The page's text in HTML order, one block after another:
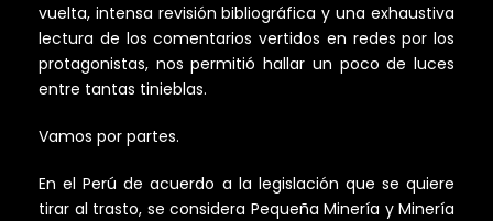
vuelta, intensa revisión bibliográfica y una exhaustiva
lectura de los comentarios vertidos en redes por los
protagonistas, nos permitió hallar un poco de luces
entre tantas tinieblas.
Vamos por partes.
En el Perú de acuerdo a la legislación que se quiere
tirar al trasto, se considera Pequeña Minería y Minería